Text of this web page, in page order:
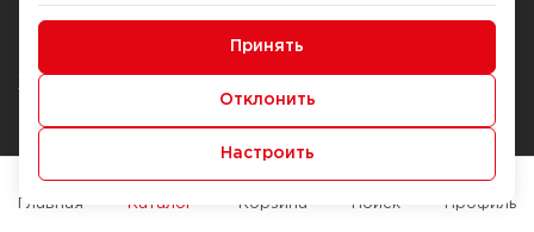
История Компании
Журнал
Наши марки
Брендирование
Доставка и оплата
Способы оплаты
Служба контроля качества
Принять
Отклонить
Настроить
Главная Каталог Корзина Поиск Профиль